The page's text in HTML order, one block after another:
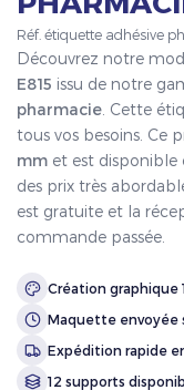
Réf. étiquette adhésive
Découvrez notre
E815 issu de notre
pharmacie . Cette
tous vos besoins. Ce
mm et est disponible
des prix très
est gratuite et la
commande passée.
Création
Maquette envoyée
Expédition rapide
12 supports